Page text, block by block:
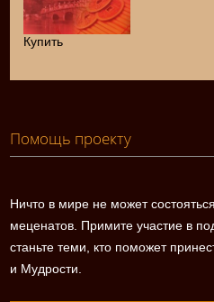
Купить
Помощь проекту
Ничто в мире не может
меценатов. Примите участие в
станьте теми, кто поможет
и Мудрости.